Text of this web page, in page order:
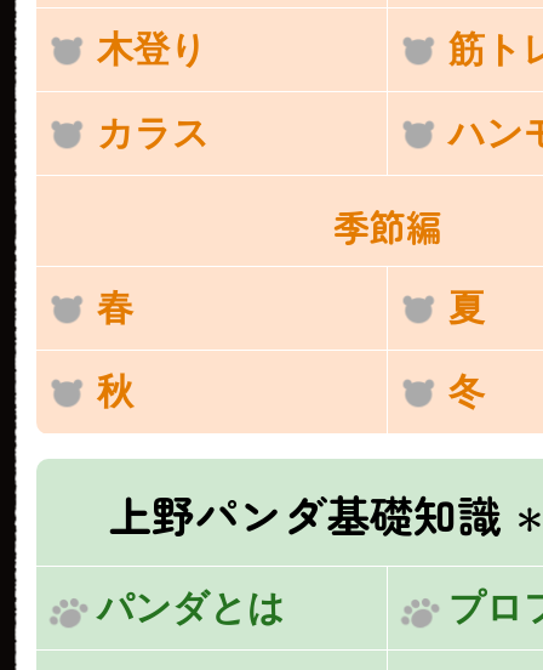
木登り 筋ト
カラス ハン
季節編
春 夏
秋 冬
上野パンダ基礎知識
パンダとは プロ